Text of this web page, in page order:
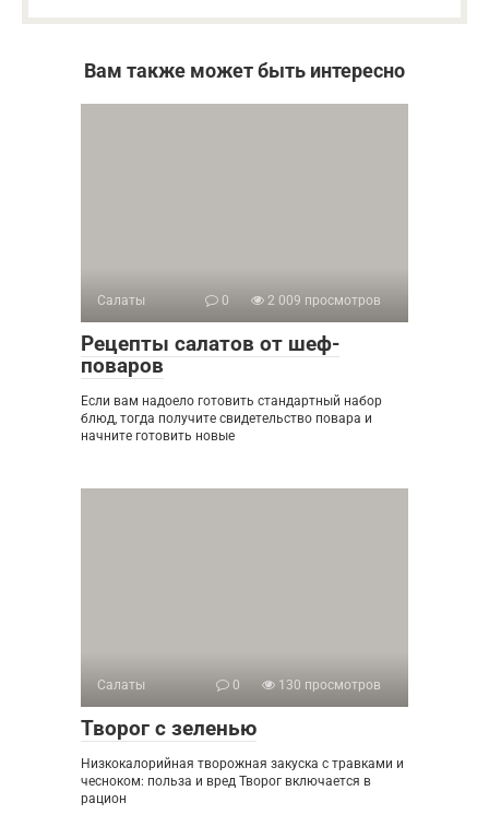
Вам также может быть интересно
Салаты 0 2 009 просмотров
Рецепты салатов от шеф-
поваров
Если вам надоело готовить стандартный набор
блюд, тогда получите свидетельство повара и
начните готовить новые
Салаты 0 130 просмотров
Творог с зеленью
Низкокалорийная творожная закуска с травками и
чесноком: польза и вред Творог включается в
рацион